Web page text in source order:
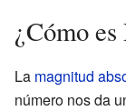
¿Cómo
La magnitud
número nos da